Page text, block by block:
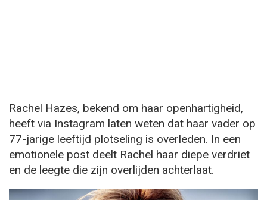
Rachel Hazes, bekend om haar openhartigheid,
heeft via Instagram laten weten dat haar vader op
77-jarige leeftijd plotseling is overleden. In een
emotionele post deelt Rachel haar diepe verdriet
en de leegte die zijn overlijden achterlaat.